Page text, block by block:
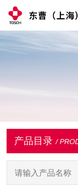
产品目录 /